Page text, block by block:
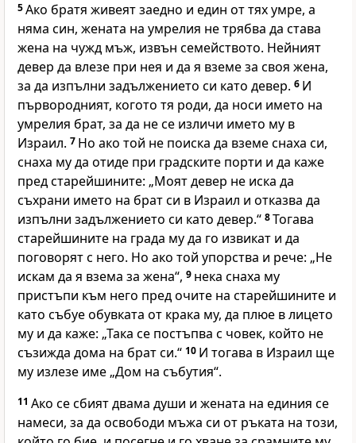
5Ако братя живеят заедно и един от тях умре, а
няма син, жената на умрелия не трябва да става
жена на чужд мъж, извън семейството. Нейният
девер да влезе при нея и да я вземе за своя жена,
за да изпълни задължението си като девер. 6 И
първородният, когото тя роди, да носи името на
умрелия брат, за да не се изличи името му в
Израил. 7 Но ако той не поиска да вземе снаха си,
снаха му да отиде при градските порти и да каже
пред старейшините: „Моят девер не иска да
съхрани името на брат си в Израил и отказва да
изпълни задължението си като девер.“ 8Тогава
старейшините на града му да го извикат и да
поговорят с него. Но ако той упорства и рече: „Не
искам да я взема за жена“, 9 нека снаха му
пристъпи към него пред очите на старейшините и
като събуе обувката от крака му, да плюе в лицето
му и да каже: „Така се постъпва с човек, който не
съзижда дома на брат си.“ 10 И тогава в Израил ще
му излезе име „Дом на събутия“.
11 Ако се сбият двама души и жената на единия се
намеси, за да освободи мъжа си от ръката на този,